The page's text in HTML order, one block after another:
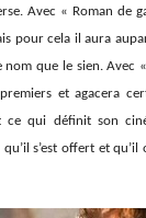
Avec « Roman de
pour cela il aura
nom que le sien. Avec
et agacera
qui définit son
s’est offert et